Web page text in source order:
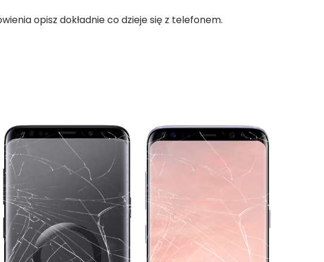
opisz dokładnie co dzieje się z telefonem.